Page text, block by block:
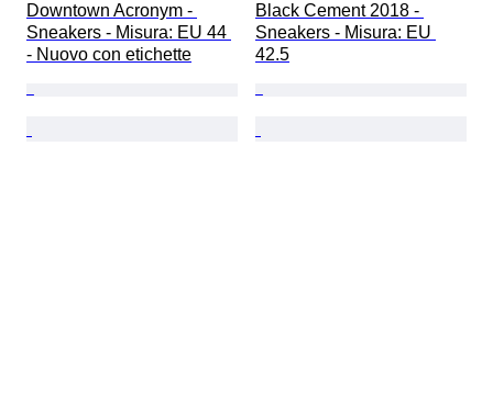
Downtown Acronym -
Sneakers - Misura: EU 44
- Nuovo con etichette
Black Cement 2018 -
Sneakers - Misura: EU
42.5